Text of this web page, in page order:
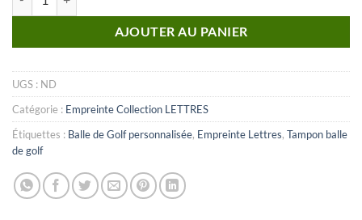
AJOUTER AU PANIER
UGS : ND
Catégorie : Empreinte Collection LETTRES
Étiquettes : Balle de Golf personnalisée, Empreinte Lettres, Tampon balle
de golf